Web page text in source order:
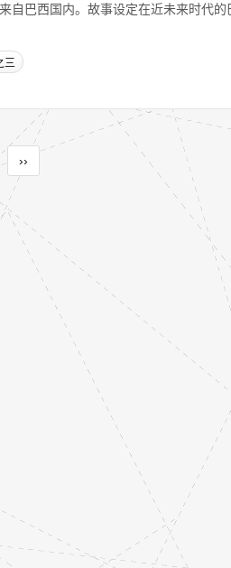
自巴西国内。故事设定在近未来时代的
三
››